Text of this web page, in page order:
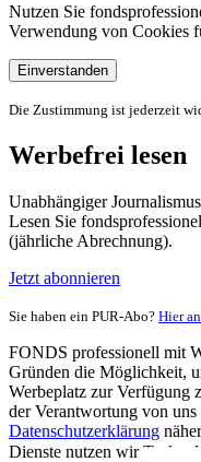
Nutzen Sie
Verwendung von Cookies
Einverstanden
Die Zustimmung ist jederzeit
Werbefrei lesen
Unabhängiger
Lesen Sie
(jährliche Abrechnung).
Jetzt abonnieren
Sie haben ein PUR-Abo? Hier
FONDS professionell mit
Gründen die Möglichkeit,
Werbeplatz zur Verfügung
der Verantwortung von
Datenschutzerklärung
Dienste nutzen wir